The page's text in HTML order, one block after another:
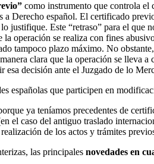
como instrumento que controla el
a Derecho español. El certificado
justifique. Este “retraso” para el que
operación se realiza con fines
tampoco plazo máximo. No
clara que la operación se
decisión ante el Juzgado de lo
españolas que participen en
ya teníamos precedentes de
el caso del antiguo traslado
de los actos y trámites
las principales novedades en